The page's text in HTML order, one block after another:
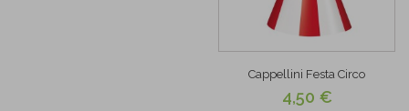
Cappellini Festa Circo
4,50 €